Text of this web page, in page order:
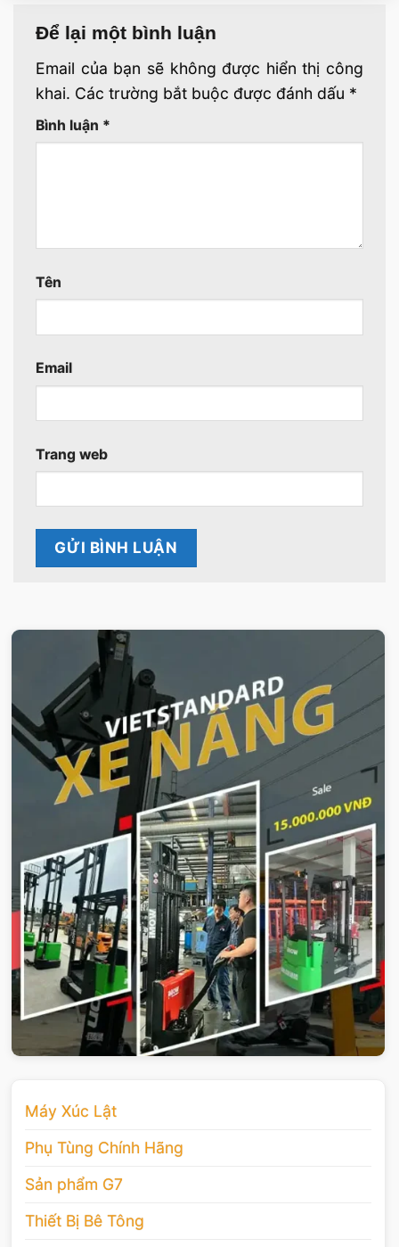
VIETSTANDARD VIỆT NAM
Xe-nang
Máy Xúc Lật
Phụ Tùng Chính Hãng
Sản phẩm G7
Thiết Bị Bê Tông
Để lại một bình luận
Email của bạn sẽ không được hiển thị công
khai. Các trường bắt buộc được đánh dấu *
Bình luận *
Tên
Email
Trang web